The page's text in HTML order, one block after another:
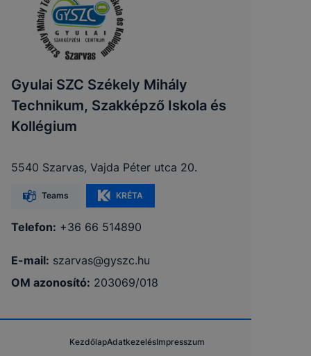
Gyulai SZC Székely Mihály
Technikum, Szakképző Iskola és
Kollégium
5540 Szarvas, Vajda Péter utca 20.
Teams KRÉTA
Telefon: +36 66 514890
E-mail: szarvas@gyszc.hu
OM azonosító: 203069/018
KezdőlapAdatkezelésImpresszum